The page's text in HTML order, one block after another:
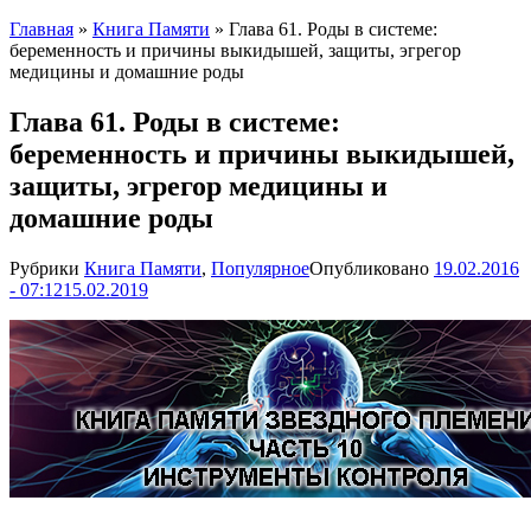
Главная » Книга Памяти » Глава 61. Роды в системе:
беременность и причины выкидышей, защиты, эгрегор
медицины и домашние роды
Глава 61. Роды в системе:
беременность и причины выкидышей,
защиты, эгрегор медицины и
домашние роды
Рубрики Книга Памяти, ПопулярноеОпубликовано 19.02.2016
- 07:1215.02.2019